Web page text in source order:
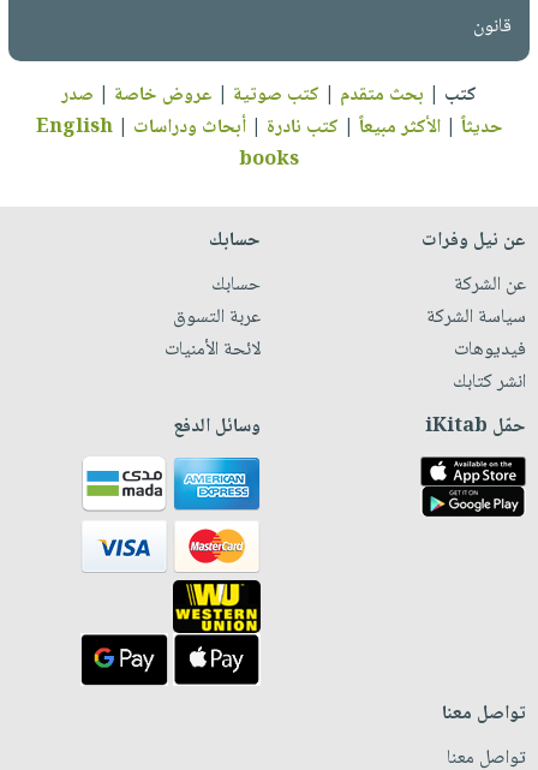
قانون
كتب | بحث متقدم | كتب صوتية | عروض خاصة | صدر
حديثاً |الأكثر مبيعاً | كتب نادرة |أبحاث ودراسات |
English
books
عن نيل وفرات
عن الشركة
سياسة الشركة
فيديوهات
انشر كتابك
حسابك
حسابك
عربة التسوق
لائحة الأمنيات
حمّل iKitab وسائل الدفع
تواصل معنا
تواصل معنا